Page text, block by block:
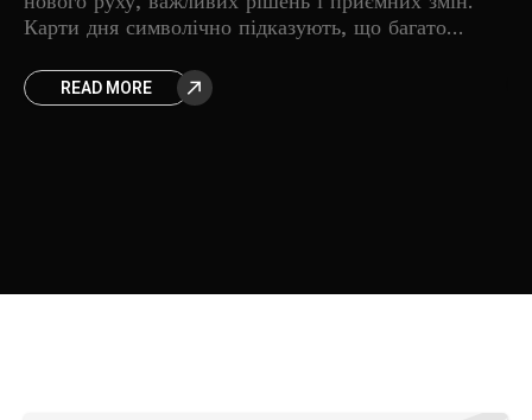
Карти дня символічно підказують, що багато
перейти до активної
READ MORE